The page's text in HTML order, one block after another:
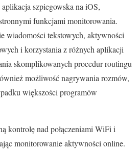
szpiegowska na iOS,
funkcjami monitorowania.
wiadomości tekstowych, aktywności
i korzystania z różnych aplikacji
skomplikowanych procedur routingu
możliwość nagrywania rozmów,
większości programów
kontrolę nad połączeniami WiFi i
monitorowanie aktywności online.